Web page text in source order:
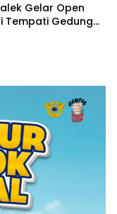
Gelar Open
Tempati Gedung